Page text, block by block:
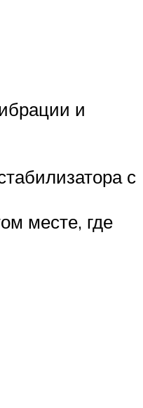
и
с
месте, где